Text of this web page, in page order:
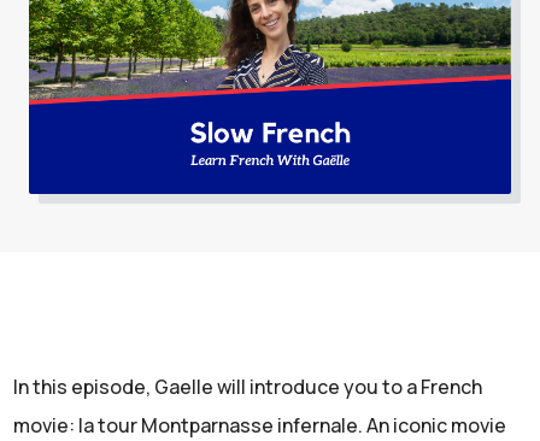
In this episode, Gaelle will introduce you to a French
movie: la tour Montparnasse infernale. An iconic movie